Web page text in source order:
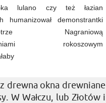
lulano czy też łazian
humanizował demonstrantki
Nagraniową
rokoszowym
drewna okna drewniane
W Wałczu, lub Złotów i